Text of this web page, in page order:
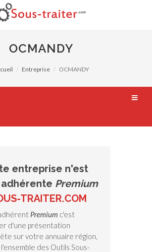
OCMANDY
Entreprise OCMANDY
entreprise n'est
adhérente Premium
TRAITER.COM
Premium c'est
d'une présentation
sur votre annuaire région,
des Outils Sous-